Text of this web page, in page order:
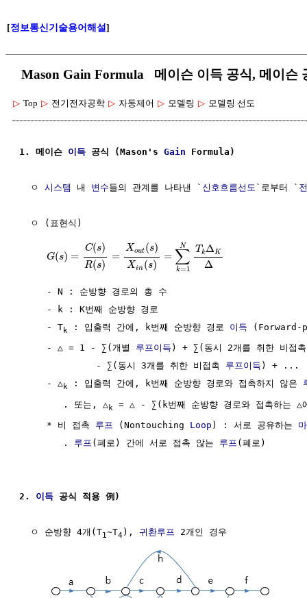
[정보통신기술용어해설]
Mason Gain Formula 메이슨 이득 공식, 메이슨
▷ Top ▷ 전기전자공학 ▷ 자동제어 ▷ 모델링 ▷ 모델링 선도
1. 메이슨 이득 공식 (Mason's Gain Formula)
  ㅇ
시스템 내 변수들의 관계를 나타낸 ` 신호흐름선도 `로부터 `
  ㅇ (표현식)
G(s) =
C(s)
R(s)
=
Xout (s)
Xin (s)
=
N
∑
k=1
T kΔK
Δ
     - N : 순방향 경로의 총 수
     - k : K번째 순방향 경로
     - T
k : 입출력 간에, k번째 순방향 경로 이득
     - △ = 1 - ∑(개별
루프이득 ) + ∑(동시 2개를 취한 비접
              - ∑(동시 3개를 취한 비접촉
루프이득 ) + ...
     - △
k : 입출력 간에, k번째 순방향 경로와 접촉하지 않은
        . 또는, △
k = △ - ∑(k번째 순방향 경로와 접촉하는 △
     * 비 접촉
루프 (Nontouching Loop ) : 서로 공유하는
        .
루프 (폐로) 간에 서로 접촉 않는 루프 (폐로)
2. 이득 공식 적용 例)
  ㅇ 순방향 4개(T
1~T4), 귀환루프 2개인 경우